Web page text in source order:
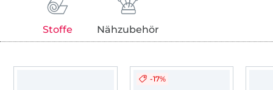
Stoffe Nähzubehör
-17%